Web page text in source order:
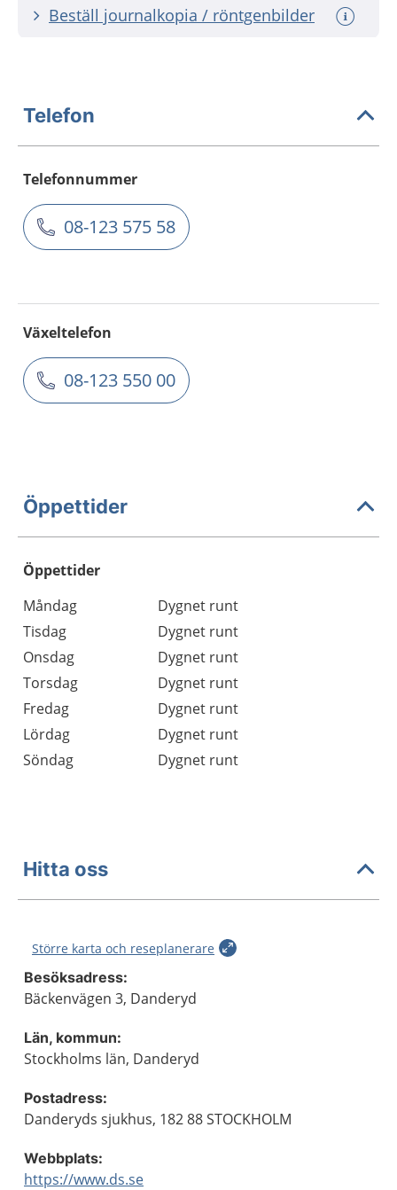
Beställ journalkopia / röntgenbilder
Telefon
Telefonnummer
08-123 575 58
Växeltelefon
08-123 550 00
Öppettider
Öppettider
Dag
Öppettider
Kommentarer
Måndag
Dygnet runt
Tisdag
Dygnet runt
Onsdag
Dygnet runt
Torsdag
Dygnet runt
Fredag
Dygnet runt
Lördag
Dygnet runt
Söndag
Dygnet runt
Hitta oss
Större karta och reseplanerare
Besöksadress:
Bäckenvägen 3, Danderyd
Län, kommun:
Stockholms län, Danderyd
Postadress:
Danderyds sjukhus, 182 88 STOCKHOLM
Webbplats:
https://www.ds.se